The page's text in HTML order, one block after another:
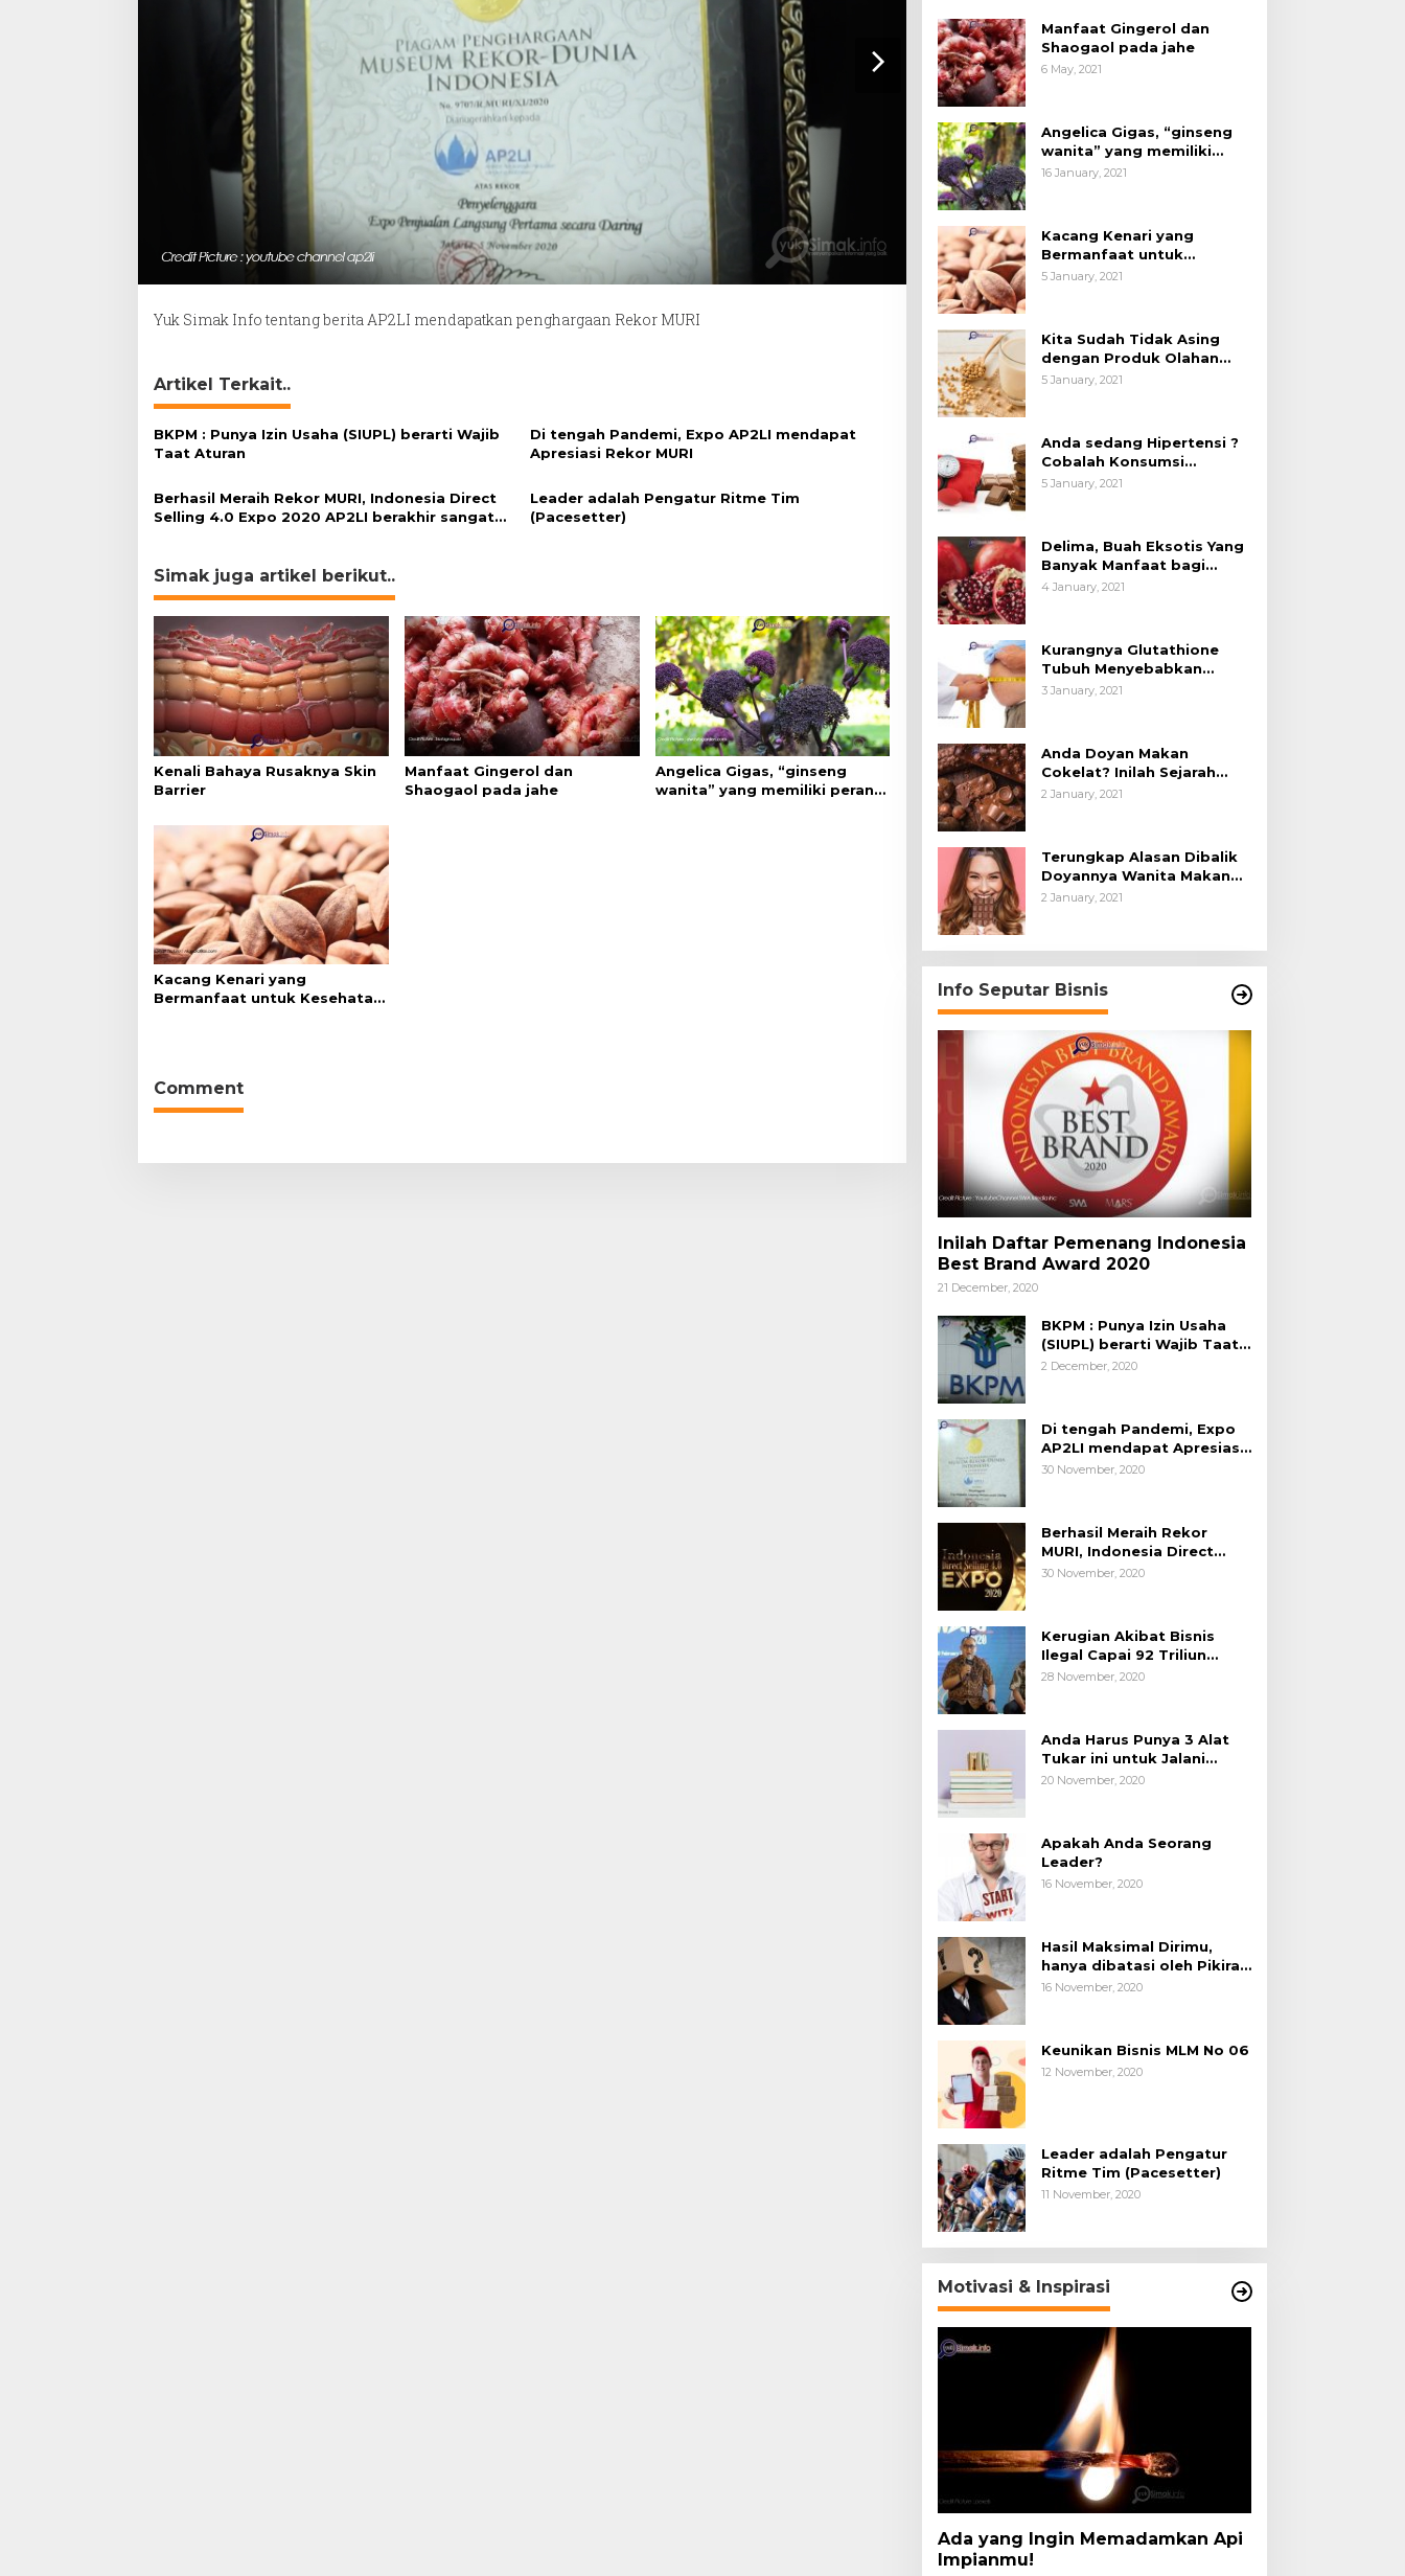
Yuk Simak Info tentang berita AP2LI mendapatkan penghargaan Rekor MURI
Artikel Terkait..
BKPM : Punya Izin Usaha (SIUPL) berarti Wajib
Taat Aturan
Di tengah Pandemi, Expo AP2LI mendapat
Apresiasi Rekor MURI
Berhasil Meraih Rekor MURI, Indonesia Direct
Selling 4.0 Expo 2020 AP2LI berakhir sangat
Leader adalah Pengatur Ritme Tim
(Pacesetter)
Simak juga artikel berikut..
Kenali Bahaya Rusaknya Skin
Barrier
Manfaat Gingerol dan
Shaogaol pada jahe
Angelica Gigas, “ginseng
wanita” yang memiliki peran
Kacang Kenari yang
Bermanfaat untuk Kesehatan
Comment
Manfaat Gingerol dan
Shaogaol pada jahe
6 May, 2021
Angelica Gigas, “ginseng
wanita” yang memiliki
peran mengatasi kanker.
16 January, 2021
Kacang Kenari yang
Bermanfaat untuk
Kesehatan (Bukan Hanya
5 January, 2021
Kita Sudah Tidak Asing
dengan Produk Olahan
Kedelai, Tapi Sudah Tahu
5 January, 2021
Anda sedang Hipertensi ?
Cobalah Konsumsi
Cokelat.
5 January, 2021
Delima, Buah Eksotis Yang
Banyak Manfaat bagi
Tubuh
4 January, 2021
Kurangnya Glutathione
Tubuh Menyebabkan
Obesitas
3 January, 2021
Anda Doyan Makan
Cokelat? Inilah Sejarah
Awalnya Cokelat di Dunia
2 January, 2021
Terungkap Alasan Dibalik
Doyannya Wanita Makan
Cokelat
2 January, 2021
Info Seputar Bisnis
Inilah Daftar Pemenang Indonesia
Best Brand Award 2020
21 December, 2020
BKPM : Punya Izin Usaha
(SIUPL) berarti Wajib Taat
Aturan
2 December, 2020
Di tengah Pandemi, Expo
AP2LI mendapat Apresiasi
Rekor MURI
30 November, 2020
Berhasil Meraih Rekor
MURI, Indonesia Direct
Selling 4.0 Expo 2020
30 November, 2020
Kerugian Akibat Bisnis
Ilegal Capai 92 Triliun
Rupiah, AP2LI menghimbau
28 November, 2020
Anda Harus Punya 3 Alat
Tukar ini untuk Jalani
Hidup.
20 November, 2020
Apakah Anda Seorang
Leader?
16 November, 2020
Hasil Maksimal Dirimu,
hanya dibatasi oleh Pikiran
Negatif.
16 November, 2020
Keunikan Bisnis MLM No 06
12 November, 2020
Leader adalah Pengatur
Ritme Tim (Pacesetter)
11 November, 2020
Motivasi & Inspirasi
Ada yang Ingin Memadamkan Api
Impianmu!